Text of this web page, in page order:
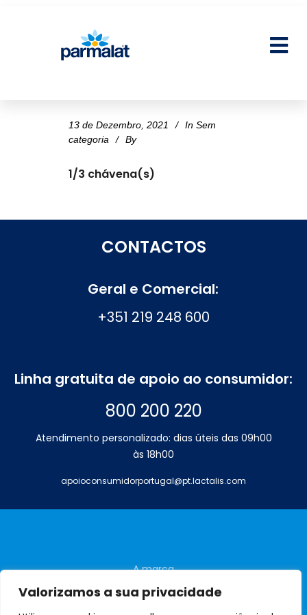
Valorizamos a sua privacidade
13 de Dezembro, 2021 In Sem
categoria
By
1/3 chávena(s)
CONTACTOS
Geral e Comercial:
+351 219 248 600
Linha gratuita de apoio ao consumidor:
800 200 220
Atendimento personalizado: dias úteis das 09h00
às 18h00
apoioconsumidorportugal@pt.lactalis.com
A marca
Perguntas frequentes
Contactos